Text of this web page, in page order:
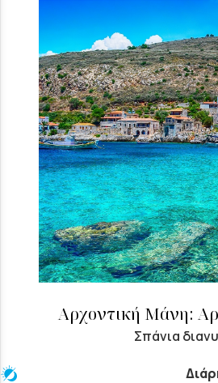
Αρχοντική Μάνη:
Σπάνια